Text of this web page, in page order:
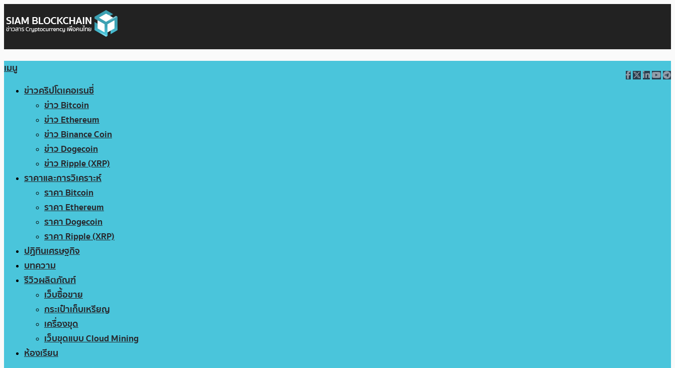
เมนู
ข่าวคริปโตเคอเรนซี่
ข่าว Bitcoin
ข่าว Ethereum
ข่าว Binance Coin
ข่าว Dogecoin
ข่าว Ripple (XRP)
ราคาและการวิเคราะห์
ราคา Bitcoin
ราคา Ethereum
ราคา Dogecoin
ราคา Ripple (XRP)
ปฏิทินเศรษฐกิจ
บทความ
รีวิวผลิตภัณฑ์
เว็บซื้อขาย
กระเป๋าเก็บเหรียญ
เครื่องขุด
เว็บขุดแบบ Cloud Mining
ห้องเรียน